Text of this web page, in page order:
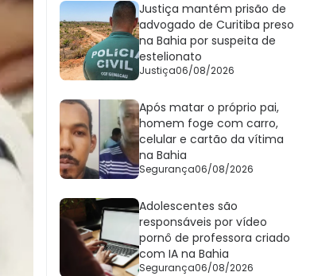
Justiça mantém prisão de
advogado de Curitiba preso
na Bahia por suspeita de
estelionato
Justiça06/08/2026
Após matar o próprio pai,
homem foge com carro,
celular e cartão da vítima
na Bahia
Segurança06/08/2026
Adolescentes são
responsáveis por vídeo
pornô de professora criado
com IA na Bahia
Segurança06/08/2026